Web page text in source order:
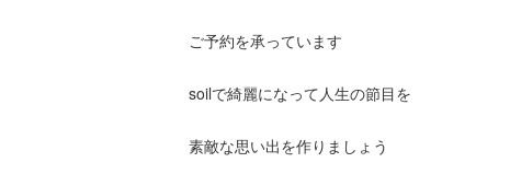
ご予約を承っています
soilで綺麗になって人生の節目を
素敵な思い出を作りましょう